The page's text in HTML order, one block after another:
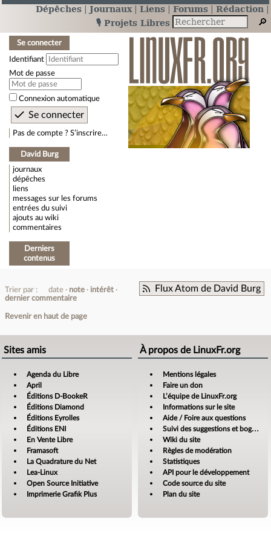
Dépêches Journaux Liens Forums
Rédaction
🎙️ Projets Libres
Se connecter
Identifiant
Mot de passe
Connexion automatique
Pas de compte ? S’inscrire…
David Burg
journaux
dépêches
liens
messages sur les forums
entrées du suivi
ajouts au wiki
commentaires
Derniers
contenus
Flux Atom de David Burg
Trier par : date note
intérêt
dernier commentaire
Revenir en haut de page
Sites amis
Agenda du Libre
April
Éditions D-BookeR
Éditions Diamond
Éditions Eyrolles
Éditions ENI
En Vente Libre
Framasoft
La Quadrature du Net
Lea-Linux
Open Source Initiative
Imprimerie Grafik Plus
À propos de LinuxFr.org
Mentions légales
Faire un don
L’équipe de LinuxFr.org
Informations sur le site
Aide / Foire aux questions
Suivi des suggestions et bogues
Wiki du site
Règles de modération
Statistiques
API pour le développement
Code source du site
Plan du site